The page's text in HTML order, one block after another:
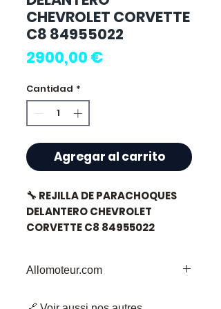
CHEVROLET CORVETTE
C8 84955022
2900,00 €
Cantidad *
Agregar al carrito
🔧 REJILLA DE PARACHOQUES
DELANTERO CHEVROLET
CORVETTE C8 84955022
Allomoteur.com